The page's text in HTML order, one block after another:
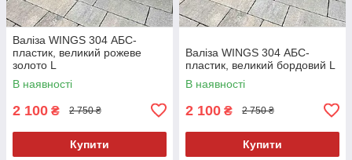
Валіза WINGS 304 АБС-
пластик, великий рожеве
золото L
В наявності
2 100 ₴ 2 750 ₴
Купити
Валіза WINGS 304 АБС-
пластик, великий бордовий L
В наявності
2 100 ₴ 2 750 ₴
Купити